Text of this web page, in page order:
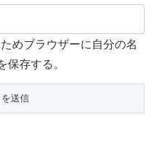
めブラウザーに自分の名
存する。